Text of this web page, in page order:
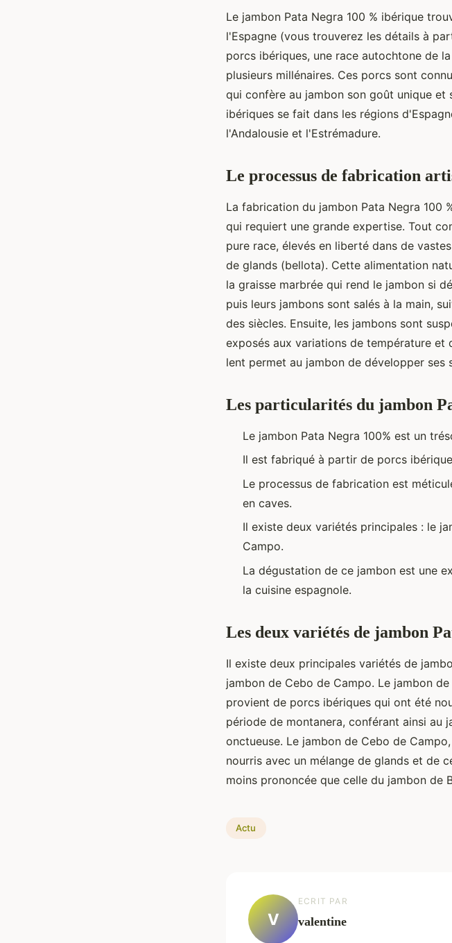
Le jambon Pata Negra 100 % ibérique
l'Espagne (vous trouverez les détails à
porcs ibériques, une race autochtone de
plusieurs millénaires. Ces porcs sont
qui confère au jambon son goût unique
ibériques se fait dans les régions
l'Andalousie et l'Estrémadure.
Le processus de fabrication
La fabrication du jambon Pata Negra 100
qui requiert une grande expertise. Tout
pure race, élevés en liberté dans de
de glands (bellota). Cette alimentation
la graisse marbrée qui rend le jambon si
puis leurs jambons sont salés à la main,
des siècles. Ensuite, les jambons sont
exposés aux variations de température et
lent permet au jambon de développer ses
Les particularités du jambon
Le jambon Pata Negra 100% est un
Il est fabriqué à partir de porcs
Le processus de fabrication est
en caves.
Il existe deux variétés principales : le
Campo.
La dégustation de ce jambon est une
la cuisine espagnole.
Les deux variétés de jambon
Il existe deux principales variétés de
jambon de Cebo de Campo. Le jambon
provient de porcs ibériques qui ont été
période de montanera, conférant ainsi au
onctueuse. Le jambon de Cebo de
nourris avec un mélange de glands et de
moins prononcée que celle du jambon de
Actu
V
ECRIT PAR
valentine